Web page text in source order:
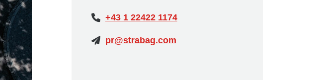
+43 1 22422 1174
pr@strabag.com